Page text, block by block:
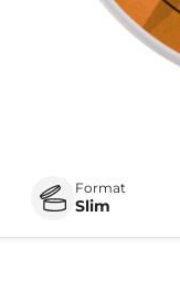
Format
Slim